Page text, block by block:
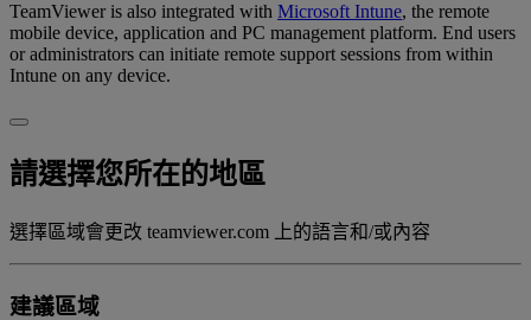
TeamViewer is also integrated with Microsoft Intune, the remote
mobile device, application and PC management platform. End users
or administrators can initiate remote support sessions from within
Intune on any device.
請選擇您所在的地區
選擇區域會更改 teamviewer.com 上的語言和/或內容
建議區域